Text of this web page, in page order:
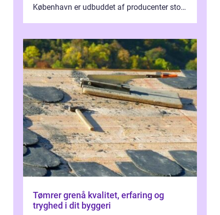
København er udbuddet af producenter stort,
Tømrer grenå kvalitet, erfaring og
tryghed i dit byggeri